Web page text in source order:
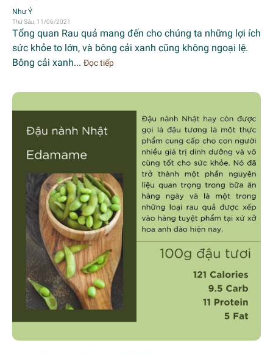
Như Ý
Thứ Sáu, 11/06/2021
Tổng quan Rau quả mang đến cho chúng ta những lợi ích
sức khỏe to lớn, và bông cải xanh cũng không ngoại lệ.
Bông cải xanh... Đọc tiếp